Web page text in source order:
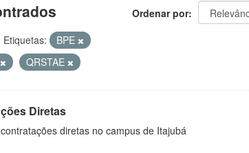
Ordenar por
Etiquetas:
BPE
QRSTAE
Diretas
diretas no campus de Itajubá